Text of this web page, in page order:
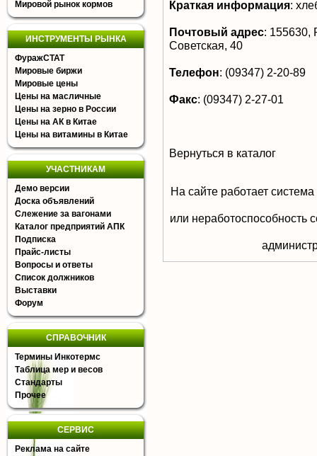
Мировой рынок кормов
ИНСТРУМЕНТЫ РЫНКА
ФуражСТАТ
Мировые биржи
Мировые цены
Цены на масличные
Цены на зерно в России
Цены на АК в Китае
Цены на витамины в Китае
УЧАСТНИКАМ
Демо версии
Доска объявлений
Слежение за вагонами
Каталог предприятий АПК
Подписка
Прайс-листы
Вопросы и ответы
Список должников
Выставки
Форум
СПРАВОЧНИК
Термины Инкотермс
Таблица мер и весов
Стандарты
Прочее
СЕРВИС
Реклама на сайте
Краткая информация:
Почтовый адрес: 155630,
Советская, 40
Телефон: (09347) 2-20-89
Факс: (09347) 2-27-01
Вернуться в каталог
На сайте работает
или неработоспособность